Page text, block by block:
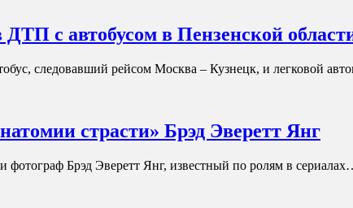
с автобусом в Пензенской
следовавший рейсом Москва – Кузнецк, и легковой
страсти» Брэд Эверетт Янг
Брэд Эверетт Янг, известный по ролям в